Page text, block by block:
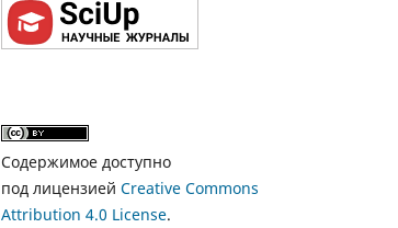
Содержимое доступно
под лицензией Creative Commons
Attribution 4.0 License.